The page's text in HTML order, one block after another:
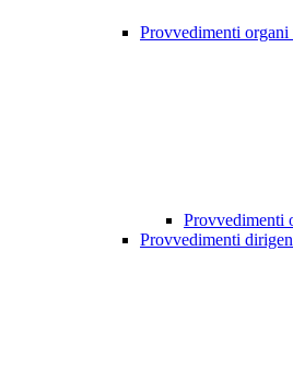
Provvedimenti
Provvedimenti
Provvedimenti